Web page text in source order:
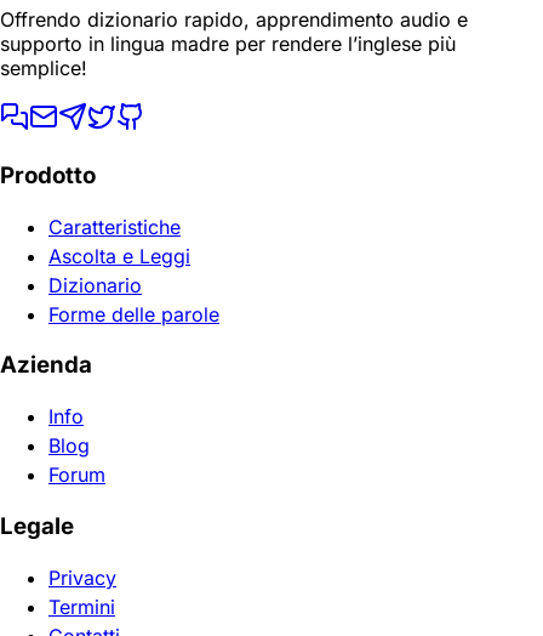
Offrendo dizionario rapido, apprendimento audio e
supporto in lingua madre per rendere l’inglese più
semplice!
Prodotto
Caratteristiche
Ascolta e Leggi
Dizionario
Forme delle parole
Azienda
Info
Blog
Forum
Legale
Privacy
Termini